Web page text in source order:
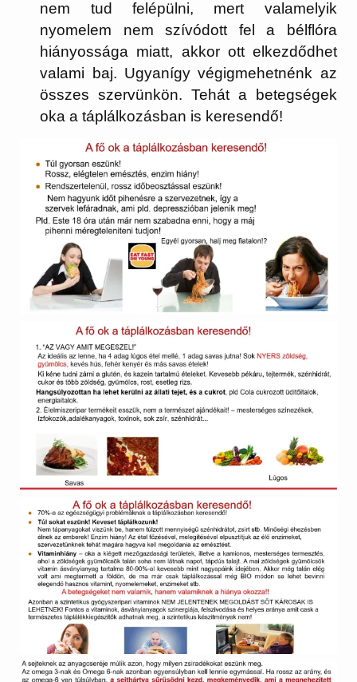
nem tud felépülni, mert valamelyik
nyomelem nem szívódott fel a bélflóra
hiányossága miatt, akkor ott elkezdődhet
valami baj. Ugyanígy végigmehetnénk az
összes szervünkön. Tehát a betegségek
oka a táplálkozásban is keresendő!